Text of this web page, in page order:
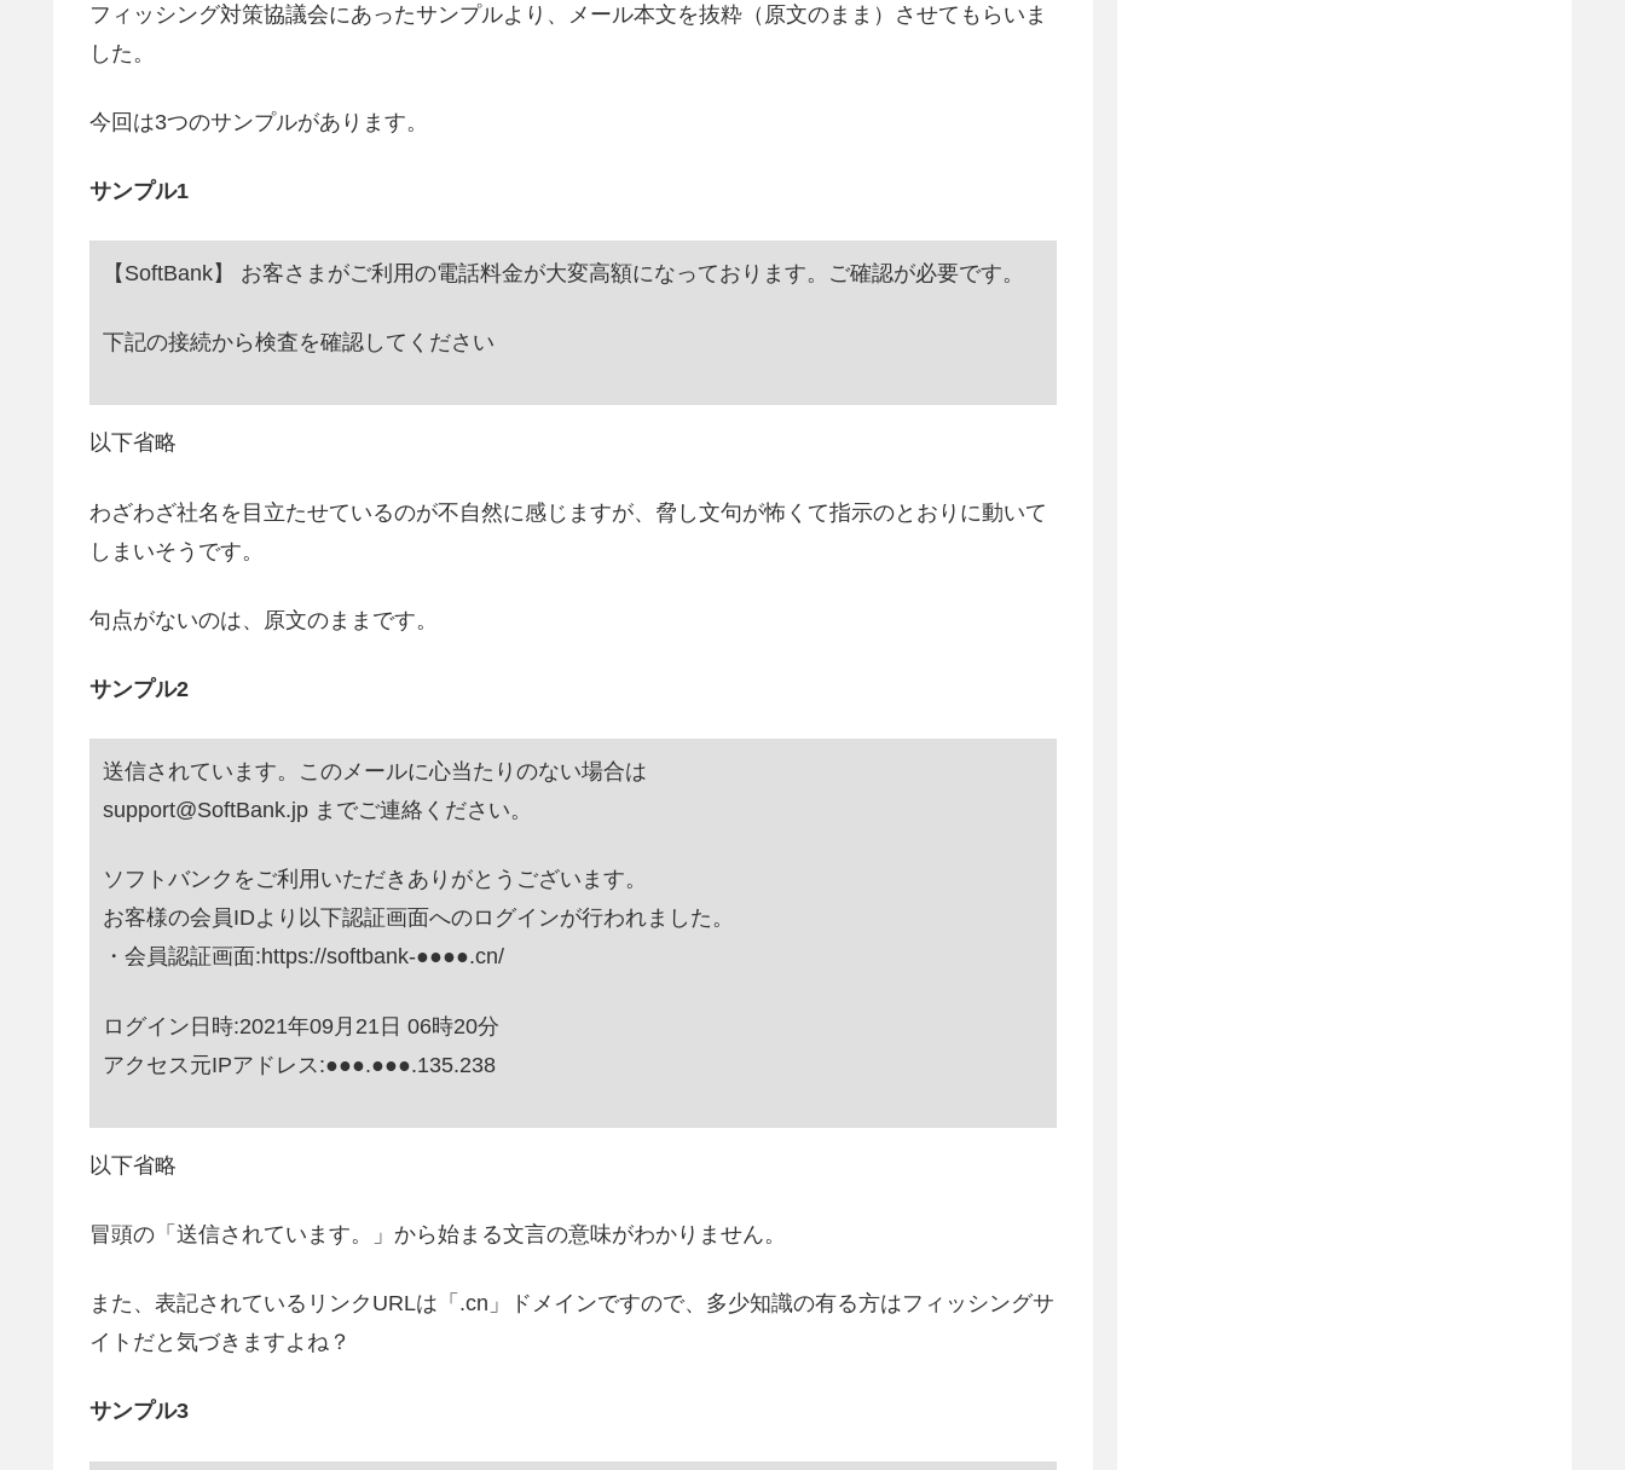
フィッシング対策協議会にあったサンプルより、メール本文を抜粋（原文のまま）させてもらいま
した。
今回は3つのサンプルがあります。
サンプル1
【SoftBank】 お客さまがご利用の電話料金が大変高額になっております。ご確認が必要です。
下記の接続から検査を確認してください
以下省略
わざわざ社名を目立たせているのが不自然に感じますが、脅し文句が怖くて指示のとおりに動いて
しまいそうです。
句点がないのは、原文のままです。
サンプル2
送信されています。このメールに心当たりのない場合は
support@SoftBank.jp までご連絡ください。
ソフトバンクをご利用いただきありがとうございます。
お客様の会員IDより以下認証画面へのログインが行われました。
・会員認証画面:https://softbank-●●●●.cn/
ログイン日時:2021年09月21日 06時20分
アクセス元IPアドレス:●●●.●●●.135.238
以下省略
冒頭の「送信されています。」から始まる文言の意味がわかりません。
また、表記されているリンクURLは「.cn」ドメインですので、多少知識の有る方はフィッシングサ
イトだと気づきますよね？
サンプル3